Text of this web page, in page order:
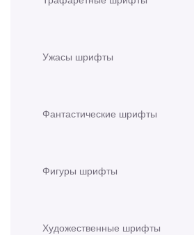
Ужасы шрифты
Фантастические шрифты
Фигуры шрифты
Художественные шрифты